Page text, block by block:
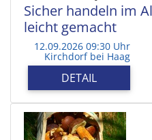
Sicher handeln im
leicht gemacht
12.09.2026 09:30 Uhr
Kirchdorf bei Haag
DETAIL